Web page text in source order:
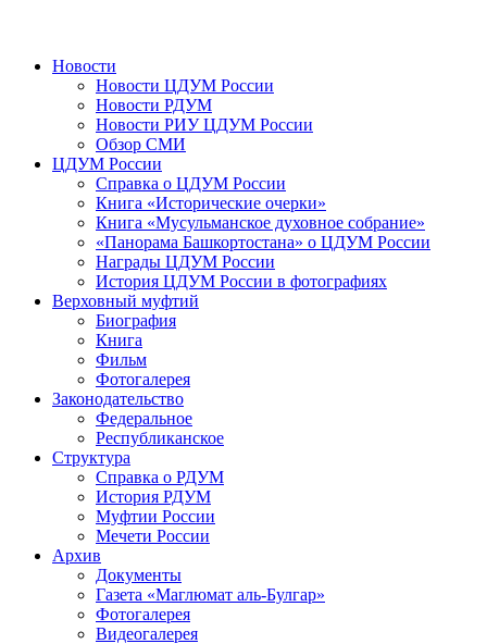
Новости
Новости ЦДУМ России
Новости РДУМ
Новости РИУ ЦДУМ России
Обзор СМИ
ЦДУМ России
Справка о ЦДУМ России
Книга «Исторические очерки»
Книга «Мусульманское духовное собрание»
«Панорама Башкортостана» о ЦДУМ России
Награды ЦДУМ России
История ЦДУМ России в фотографиях
Верховный муфтий
Биография
Книга
Фильм
Фотогалерея
Законодательство
Федеральное
Республиканское
Структура
Справка о РДУМ
История РДУМ
Муфтии России
Мечети России
Архив
Документы
Газета «Маглюмат аль-Булгар»
Фотогалерея
Видеогалерея